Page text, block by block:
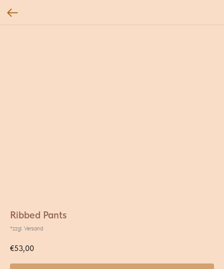
Ribbed Pants
*zzgl. Versand
€53,00